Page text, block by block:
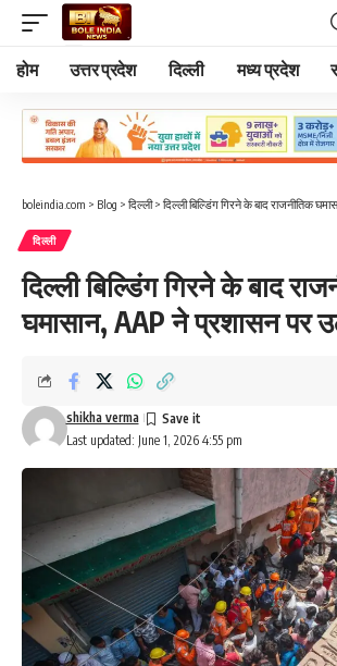
होम उत्तर प्रदेश दिल्ली मध्य प्रदेश
boleindia.com > Blog > दिल्ली> दिल्ली बिल्डिंग गिरने के बाद राजनीतिक
दिल्ली
दिल्ली बिल्डिंग गिरने के बाद
घमासान, AAP ने प्रशासन पर
Last updated: June 1, 2026 4:55 pm
shikha verma